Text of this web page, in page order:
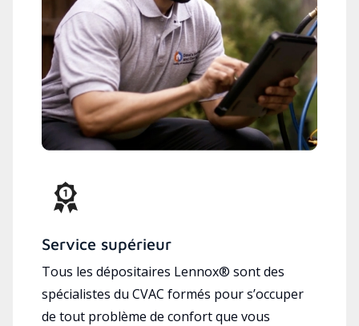
Service supérieur
Tous les dépositaires Lennox® sont des
spécialistes du CVAC formés pour s’occuper
de tout problème de confort que vous